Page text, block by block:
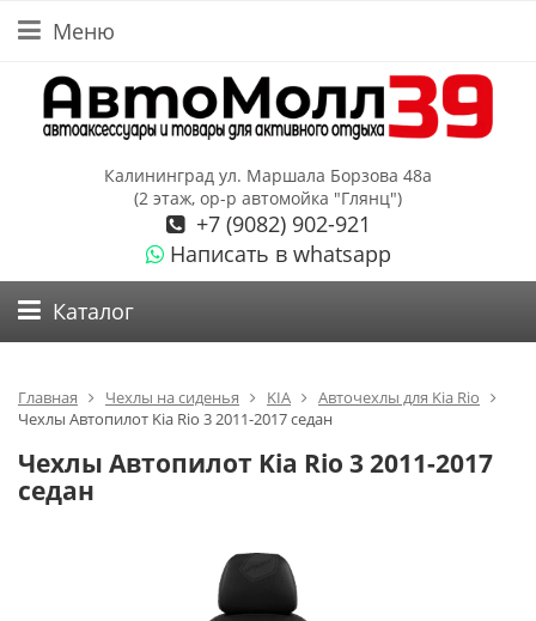
Меню
Калининград ул. Маршала Борзова 48а
(2 этаж, ор-р автомойка "Глянц")
+7 (9082) 902-921
Написать в whatsapp
Каталог
Главная Чехлы на сиденья KIA
Авточехлы для Kia Rio
Чехлы Автопилот Kia Rio 3 2011-2017 седан
Чехлы Автопилот Kia Rio 3 2011-2017
седан